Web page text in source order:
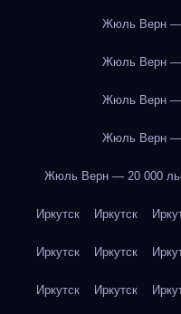
Жюль Верн —
Жюль Верн —
Жюль Верн —
Жюль Верн —
Жюль Верн — 20 000
Иркутск Иркутск
Иркутск Иркутск
Иркутск Иркутск